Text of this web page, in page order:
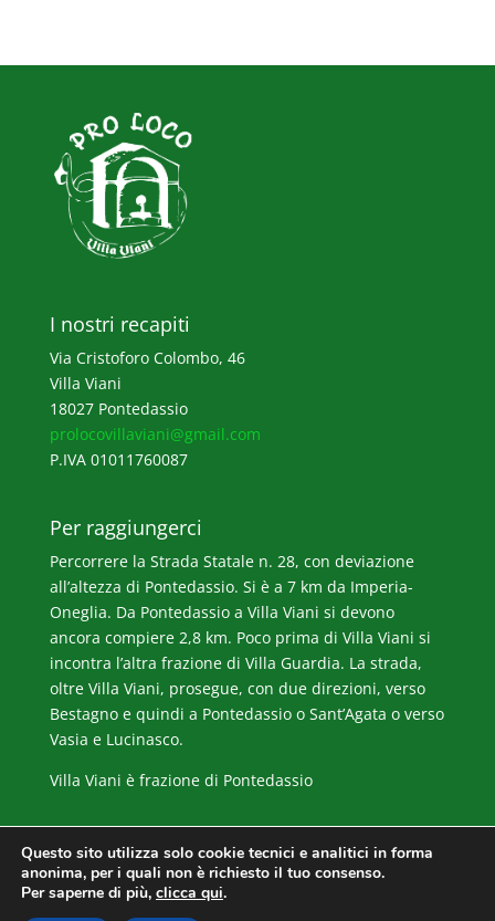
I nostri recapiti
Via Cristoforo Colombo, 46
Villa Viani
18027 Pontedassio
prolocovillaviani@gmail.com
P.IVA 01011760087
Per raggiungerci
Percorrere la Strada Statale n. 28, con deviazione
all’altezza di Pontedassio. Si è a 7 km da Imperia-
Oneglia. Da Pontedassio a Villa Viani si devono
ancora compiere 2,8 km. Poco prima di Villa Viani si
incontra l’altra frazione di Villa Guardia. La strada,
oltre Villa Viani, prosegue, con due direzioni, verso
Bestagno e quindi a Pontedassio o Sant’Agata o verso
Vasia e Lucinasco.
Villa Viani è frazione di Pontedassio
© 2017 / Pro Loco Villa Viani ///
Questo sito utilizza solo cookie tecnici e analitici in forma
anonima, per i quali non è richiesto il tuo consenso.
Per saperne di più, clicca qui.